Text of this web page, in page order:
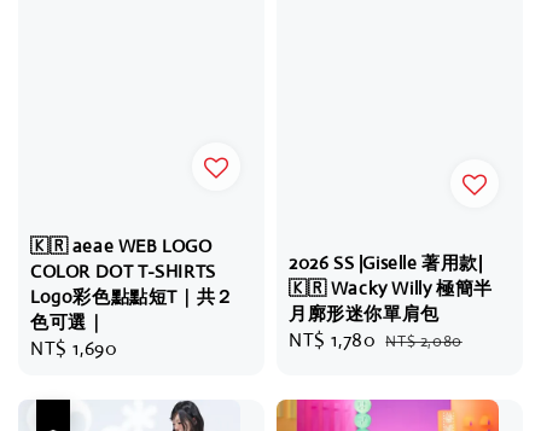
🇰🇷 aeae WEB LOGO
COLOR DOT T-SHIRTS
Logo彩色點點短T｜共２
色可選｜
Regular
NT$ 1,690
2026 SS |Giselle 著用款|
🇰🇷 Wacky Willy 極簡半
月廓形迷你單肩包
Sale
NT$ 1,780 Regular
NT$ 2,080